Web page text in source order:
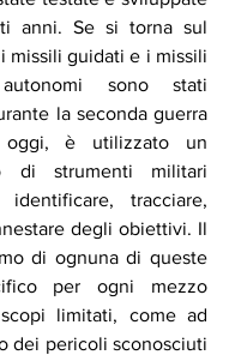
anni. Se si torna sul
missili guidati e i missili
sono stati
la seconda guerra
oggi, è utilizzato un
di strumenti militari
tracciare,
degli obiettivi. Il
di ognuna di queste
per ogni mezzo
limitati, come ad
dei pericoli sconosciuti